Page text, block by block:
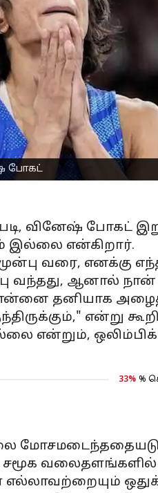
போகட்
பிரச்சனைகளின்
அவரது
வினேஷ் போகட்
இல்லை என்கிறார்.
வரை, எனக்கு
வந்தது, ஆனால்
தனியாக
என்று
என்றும்,
33% %
சமூக